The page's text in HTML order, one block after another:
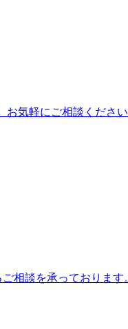
気軽にご相談ください
相談を承っております